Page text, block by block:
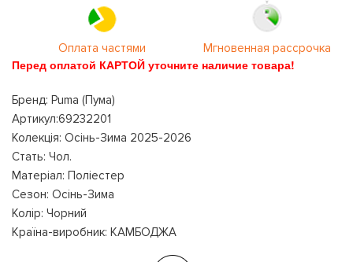
Оплата частями Мгновенная рассрочка
Перед оплатой КАРТОЙ уточните наличие товара!
Бренд: Puma (Пума)
Артикул:69232201
Колекція: Осінь-Зима 2025-2026
Стать: Чол.
Матеріал: Поліестер
Сезон: Осінь-Зима
Колір: Чорний
Країна-виробник: КАМБОДЖА